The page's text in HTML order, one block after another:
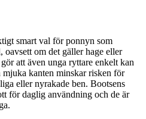
smart val för ponnyn som
om det gäller hage eller
att även unga ryttare enkelt kan
mjuka kanten minskar risken för
eller nyrakade ben. Bootsens
för daglig användning och de är